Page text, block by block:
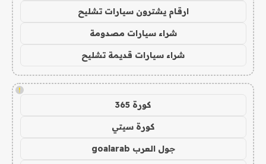
ارقام يشترون سيارات تشليح
شراء سيارات مصدومة
شراء سيارات قديمة تشليح
!
كورة 365
كورة سيتي
جول العرب goalarab